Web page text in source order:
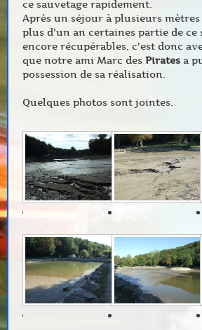
ce sauvetage rapidement.
Après un séjour à plusieurs
plus d'un an certaines partie de
encore récupérables, c'est donc
que notre ami Marc des Pirates a
possession de sa réalisation.
Quelques photos sont jointes.